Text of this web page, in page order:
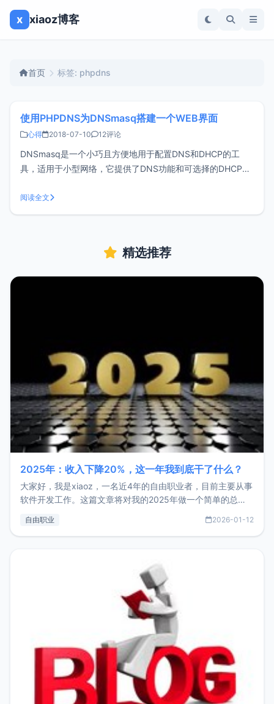
x xiaoz博客
首页 标签: phpdns
使用PHPDNS为DNSmasq搭建一个WEB界面
心得 2018-07-10 12评论
DNSmasq是一个小巧且方便地用于配置DNS和DHCP的工
具，适用于小型网络，它提供了DNS功能和可选择的DHCP功
8.8.8.8），配合PHPDNS可以轻松的管理DNSmasq环境要求
CentOS 6/7 PHP 5.
阅读全文
精选推荐
2025年：收入下降20%，这一年我到底干了什么？
大家好，我是xiaoz，一名近4年的自由职业者，目前主要从事
软件开发工作。这篇文章将对我的2025年做一个简单的总
收入下降20%，但却过得很充实，2026年不求突破，但求保
自由职业 2026-01-12